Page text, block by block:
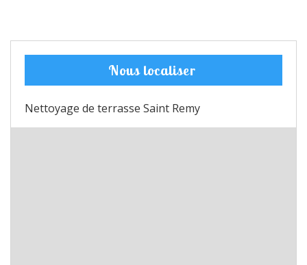
Nous localiser
Nettoyage de terrasse Saint Remy